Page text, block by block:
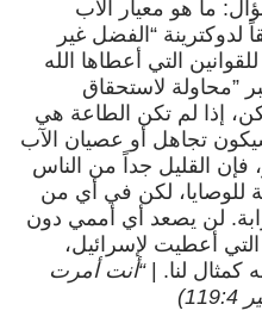
ما هو معيار الآب
“الفضل غير
التي أعطاها الله
”محاولة لاستحقاق
إذا لم تكن الطاعة هي
سيكون تجاهل أو عصيان الآب
فإن القليل جداً من الناس
للوصايا، لكن في أي من
لن يصعد أي أممي دون
أعطيت لإسرائيل،
كمثال لنا. |“أنت أمرت